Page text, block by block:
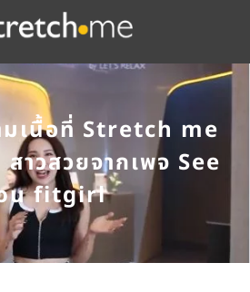
เนื้อที่ Stretch me
าวสวยจากเพจ See
fitgirl